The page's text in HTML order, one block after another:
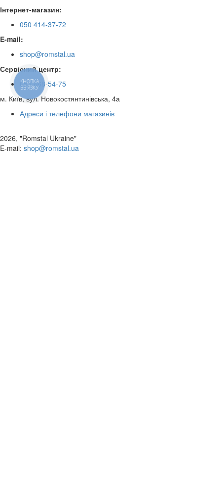
Інтернет-магазин:
050 414-37-72
E-mail:
shop@romstal.ua
Сервісний центр:
050 468-54-75
м. Київ, вул. Новокостянтинівська, 4а
Адреси і телефони магазинів
2026, "Romstal Ukraine"
​E-mail: shop@romstal.ua
КНОПКА
ЗВ'ЯЗКУ